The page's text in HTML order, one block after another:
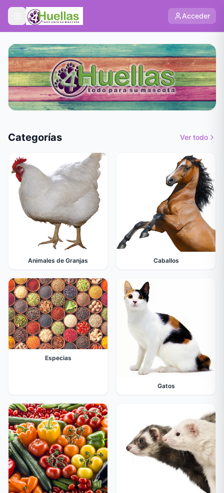
Acceder
Categorías Ver todo
Animales de Granjas Caballos
Especias
Gatos